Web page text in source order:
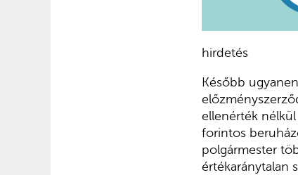
hirdetés
Később
ellenérték
forintos
polgármester
értékaránytalan